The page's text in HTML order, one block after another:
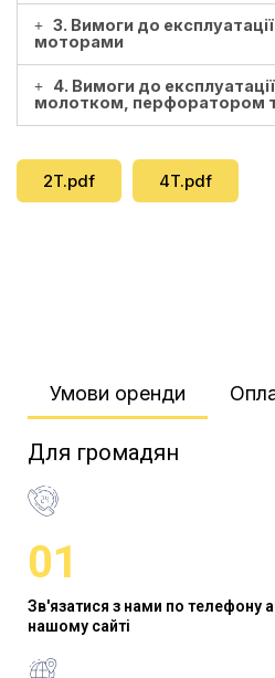
3. Вимоги до експлуатації
моторами
4. Вимоги до
молотком, перфоратором
2T.pdf 4T.pdf
Умови оренди​
Для громадян
01
Зв'язатися з нами по телефону
нашому сайті